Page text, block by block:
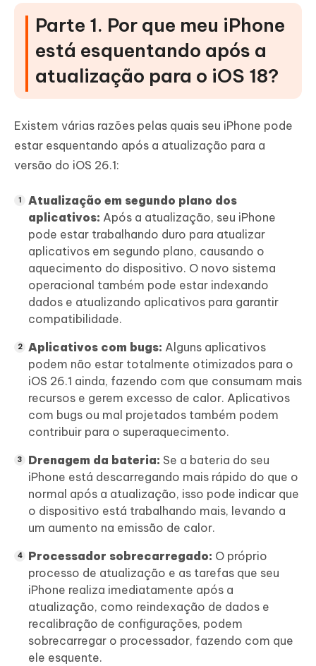
Correção 7. Aguardar a próxima atualização
Parte 3. A correção mais rápida para
resolver o superaquecimento do iOS 26.1
após a atualização [Economia de tempo
e custos]
Parte 4. Perguntas Frequentes sobre
como Corrigir o Superaquecimento do
iOS 26.1 após Atualização
Q2. O superaquecimento pode danificar meu
iPhone?
Q3. O iPhone deve aquecer enquanto carrega?
Palavra Final
Obtenha Agora
Parte 1. Por que meu iPhone
está esquentando após a
atualização para o iOS 18?
Existem várias razões pelas quais seu iPhone pode
estar esquentando após a atualização para a
versão do iOS 26.1:
Atualização em segundo plano dos
aplicativos: Após a atualização, seu iPhone
pode estar trabalhando duro para atualizar
aplicativos em segundo plano, causando o
aquecimento do dispositivo. O novo sistema
operacional também pode estar indexando
dados e atualizando aplicativos para garantir
compatibilidade.
Aplicativos com bugs: Alguns aplicativos
podem não estar totalmente otimizados para o
iOS 26.1 ainda, fazendo com que consumam mais
recursos e gerem excesso de calor. Aplicativos
com bugs ou mal projetados também podem
contribuir para o superaquecimento.
Drenagem da bateria: Se a bateria do seu
iPhone está descarregando mais rápido do que o
normal após a atualização, isso pode indicar que
o dispositivo está trabalhando mais, levando a
um aumento na emissão de calor.
Processador sobrecarregado: O próprio
processo de atualização e as tarefas que seu
iPhone realiza imediatamente após a
atualização, como reindexação de dados e
recalibração de configurações, podem
sobrecarregar o processador, fazendo com que
ele esquente.